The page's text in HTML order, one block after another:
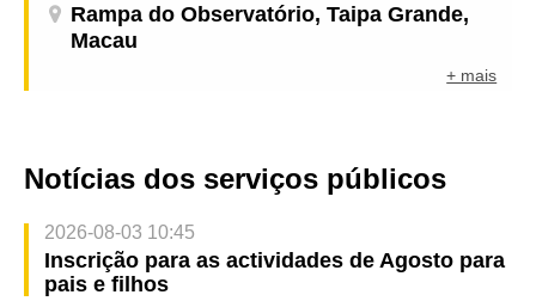
Rampa do Observatório, Taipa Grande,
Macau
+ mais
Notícias dos serviços públicos
2026-08-03 10:45
Inscrição para as actividades de Agosto para
pais e filhos